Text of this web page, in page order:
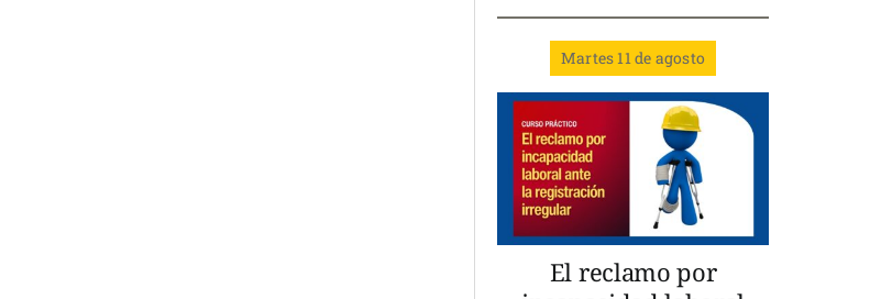
Martes 11 de agosto
El reclamo por